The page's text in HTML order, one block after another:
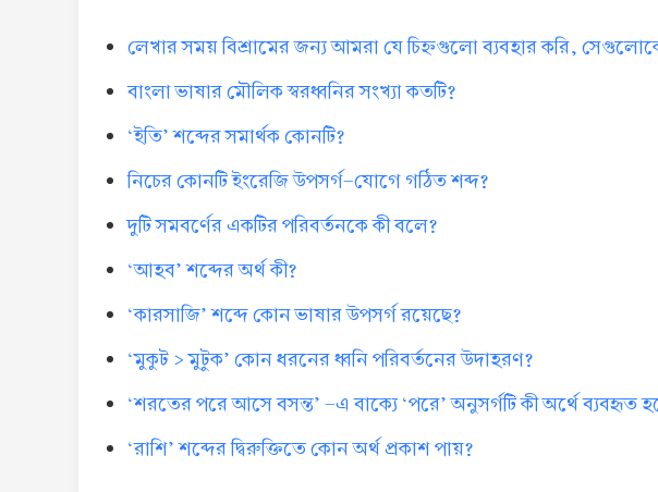
লেখার সময় বিশ্রামের জন্য আমরা যে চিহ্নগুলো ব্যবহার করি,
বাংলা ভাষার মৌলিক স্বরধ্বনির সংখ্যা কতটি?
‘ইতি’ শব্দের সমার্থক কোনটি?
নিচের কোনটি ইংরেজি উপসর্গ-যোগে গঠিত শব্দ?
দুটি সমবর্ণের একটির পরিবর্তনকে কী বলে?
‘আহব’ শব্দের অর্থ কী?
‘কারসাজি’ শব্দে কোন ভাষার উপসর্গ রয়েছে?
‘মুকুট > মুটুক’ কোন ধরনের ধ্বনি পরিবর্তনের উদাহরণ?
‘শরতের পরে আসে বসন্ত’ -এ বাক্যে ‘পরে’ অনুসর্গটি কী অর্থে ব্যবহৃত
‘রাশি’ শব্দের দ্বিরুক্তিতে কোন অর্থ প্রকাশ পায়?